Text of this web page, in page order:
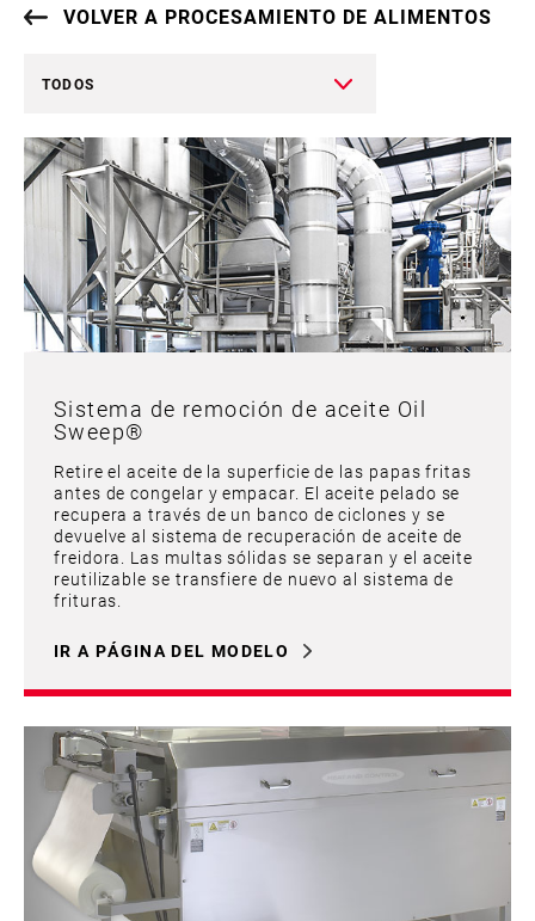
VOLVER A PROCESAMIENTO DE ALIMENTOS
TODOS
Sistema de remoción de aceite Oil
Sweep®​​​​​​​
Retire el aceite de la superficie de las papas fritas
antes de congelar y empacar. El aceite pelado se
recupera a través de un banco de ciclones y se
devuelve al sistema de recuperación de aceite de
freidora. Las multas sólidas se separan y el aceite
reutilizable se transfiere de nuevo al sistema de
frituras.
IR A PÁGINA DEL MODELO